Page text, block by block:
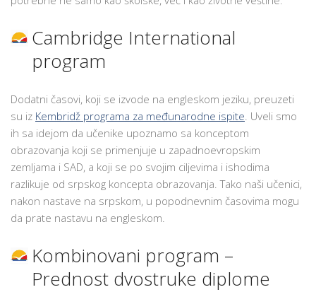
Cambridge International
program
Dodatni časovi, koji se izvode na engleskom jeziku, preuzeti
su iz Kembridž programa za međunarodne ispite . Uveli smo
ih sa idejom da učenike upoznamo sa konceptom
obrazovanja koji se primenjuje u zapadnoevropskim
zemljama i SAD, a koji se po svojim ciljevima i ishodima
razlikuje od srpskog koncepta obrazovanja. Tako naši učenici,
nakon nastave na srpskom, u popodnevnim časovima mogu
da prate nastavu na engleskom.
Kombinovani program –
Prednost dvostruke diplome